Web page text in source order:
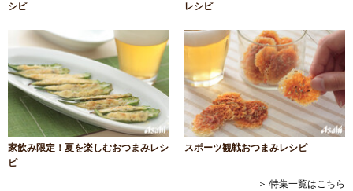
シピ
レシピ
家飲み限定！夏を楽しむおつまみレシ
ピ
スポーツ観戦おつまみレシピ
＞ 特集一覧はこちら